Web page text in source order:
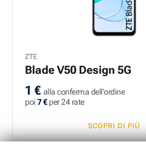
ZTE
Blade V50 Design 5G
1 € alla conferma dell'ordine
poi 7 €per 24 rate
SCOPRI DI PIÙ